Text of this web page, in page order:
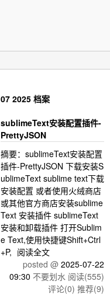
07 2025 档案
sublimeText安装配置插件-
PrettyJSON
摘要：sublimeText安装配置
插件-PrettyJSON 下载安装S
ublimeText sublime text下载
安装配置 或者使用火绒商店
或其他官方商店安装sublime
Text 安装插件 sublimeText
安装和卸载插件 打开Sublim
e Text,使用快捷键Shift+Ctrl
+P, 阅读全文
posted @ 2025-07-22
09:30 不要划水 阅读(555)
评论(0) 推荐(9)